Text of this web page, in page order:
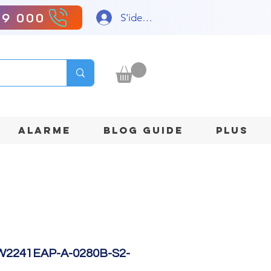
000 S'identifier
ALARME BLOG GUIDE Plus
A-0280B-S2-